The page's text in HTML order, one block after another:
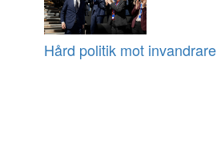
Hård politik mot invandrare